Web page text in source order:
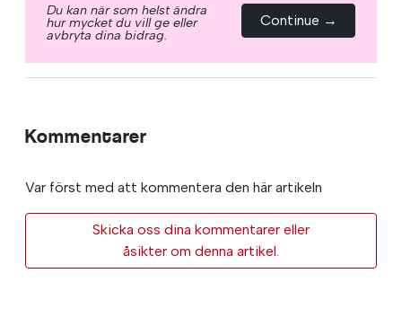
Du kan när som helst ändra
hur mycket du vill ge eller
avbryta dina bidrag.
Continue →
Kommentarer
Var först med att kommentera den här artikeln
Skicka oss dina kommentarer eller
åsikter om denna artikel.